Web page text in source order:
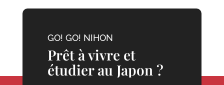
GO! GO! NIHON
Prêt à vivre et
étudier au Japon ?